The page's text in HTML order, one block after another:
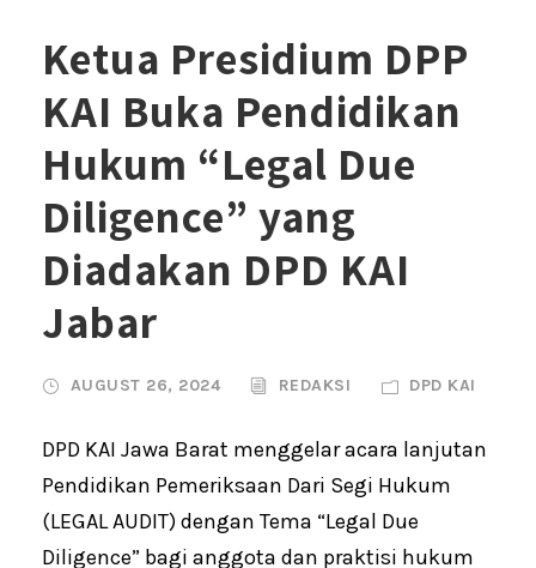
Ketua Presidium DPP
KAI Buka Pendidikan
Hukum “Legal Due
Diligence” yang
Diadakan DPD KAI
Jabar
AUGUST 26, 2024 REDAKSI DPD KAI
DPD KAI Jawa Barat menggelar acara lanjutan
Pendidikan Pemeriksaan Dari Segi Hukum
(LEGAL AUDIT) dengan Tema “Legal Due
Diligence” bagi anggota dan praktisi hukum